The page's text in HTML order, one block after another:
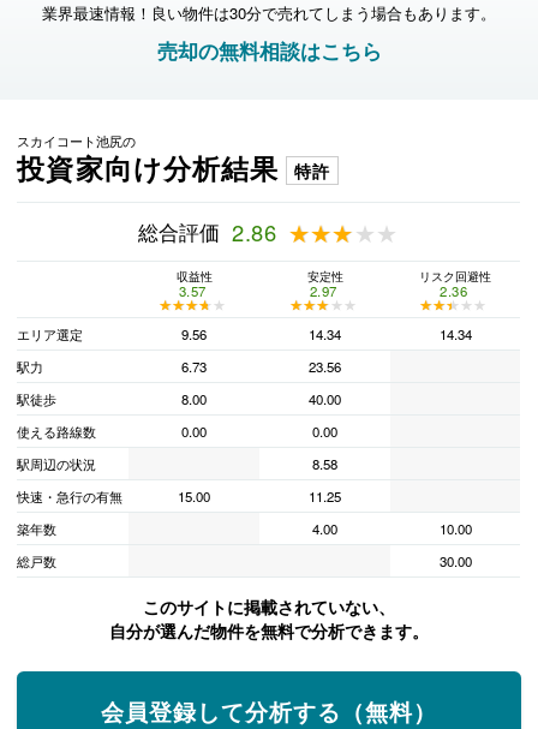
業界最速情報！良い物件は30分で売れてしまう場合もあります。
売却の無料相談はこちら
スカイコート池尻の
投資家向け分析結果 特許
総合評価 2.86 ★★★★★
★★★★★
収益性
3.57
★★★★★
★★★★★
安定性
2.97
★★★★★
★★★★★
リスク回避性
2.36
★★★★★
★★★★★
エリア選定
9.56 14.34
14.34
駅力
6.73
23.56
駅徒歩
8.00
40.00
使える路線数
0.00
0.00
駅周辺の状況
8.58
快速・急行の有無
15.00
11.25
築年数
4.00
10.00
総戸数
30.00
このサイトに掲載されていない、
自分が選んだ物件を無料で分析できます。
会員登録して分析する（無料）